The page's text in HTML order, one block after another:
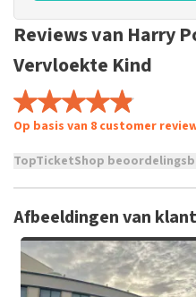
Reviews van Harry
Vervloekte Kind
Op basis van 8 customer
TopTicketShop
niet mogelijk om een review
tickets hebt aangeschaft bij
grof taalgebruik en/of
Het kan enkele weken duren
geplaatst.
Afbeeldingen van